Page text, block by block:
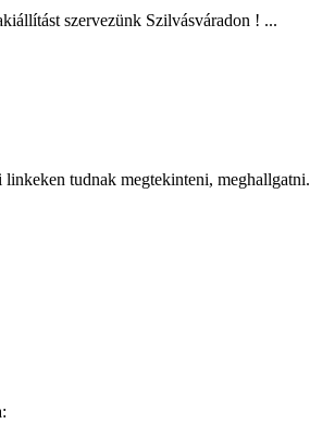
szervezünk Szilvásváradon ! ...
tudnak megtekinteni, meghallgatni.